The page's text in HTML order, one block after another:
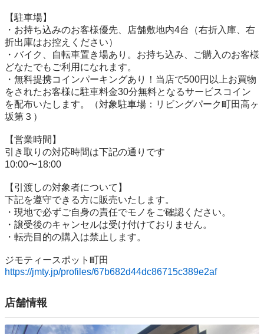
【駐⾞場】
・お持ち込みのお客様優先、店舗敷地内4台（右折入庫、右
折出庫はお控えください）
・バイク、自転車置き場あり。お持ち込み、ご購入のお客様
どなたでもご利用になれます。
・無料提携コインパーキングあり！当店で500円以上お買物
をされたお客様に駐車料金30分無料となるサービスコイン
を配布いたします。（対象駐車場：リビングパーク町田高ヶ
坂第３）
【営業時間】
引き取りの対応時間は下記の通りです
10:00〜18:00
【引渡しの対象者について】
下記を遵守できる⽅に販売いたします。
・現地で必ずご⾃⾝の責任でモノをご確認ください。
・譲受後のキャンセルは受け付けておりません。
・転売⽬的の購⼊は禁⽌します。
https://jmty.jp/profiles/67b682d44dc86715c389e2af
店舗情報